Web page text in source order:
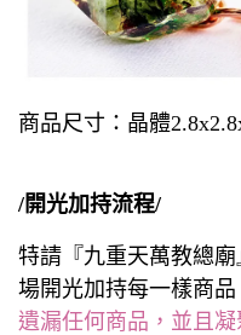
商品尺寸：晶體
/開光加持流程/
特請『九重天萬教總
場開光加持每一樣商品
遺漏任何商品，並且